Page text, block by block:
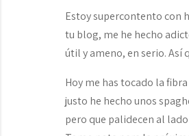
Estoy supercontento con
tu blog, me he hecho
útil y ameno, en serio. Así
Hoy me has tocado la
justo he hecho unos
pero que palidecen al